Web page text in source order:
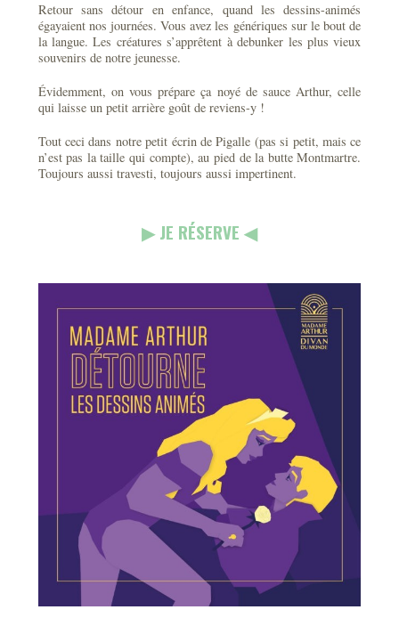
Retour sans détour en enfance, quand les dessins-animés
égayaient nos journées. Vous avez les génériques sur le bout de
la langue. Les créatures s’apprêtent à debunker les plus vieux
souvenirs de notre jeunesse.
Évidemment, on vous prépare ça noyé de sauce Arthur, celle
qui laisse un petit arrière goût de reviens-y !
Tout ceci dans notre petit écrin de Pigalle (pas si petit, mais ce
n’est pas la taille qui compte), au pied de la butte Montmartre.
Toujours aussi travesti, toujours aussi impertinent.
▶︎ JE RÉSERVE ◀︎